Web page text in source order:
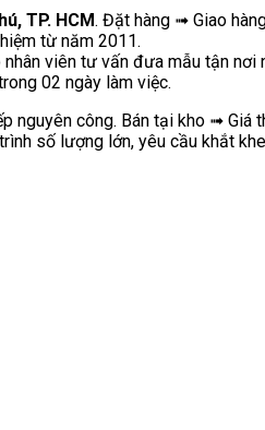
TP. HCM. Đặt hàng ➟ Giao
từ năm 2011.
viên tư vấn đưa mẫu tận nơi
02 ngày làm việc.
nguyên công. Bán tại kho ➟
số lượng lớn, yêu cầu khắt